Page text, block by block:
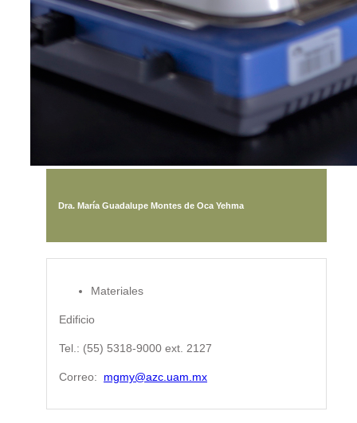
Dra. María Guadalupe Montes de Oca Yehma
Materiales
Edificio
Tel.: (55) 5318-9000 ext. 2127
Correo: mgmy@azc.uam.mx